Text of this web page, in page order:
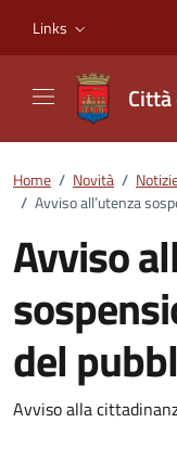
Links
Home / Novità /
/ Avviso all’utenza
Avviso
del
Dettagli
Avviso alla